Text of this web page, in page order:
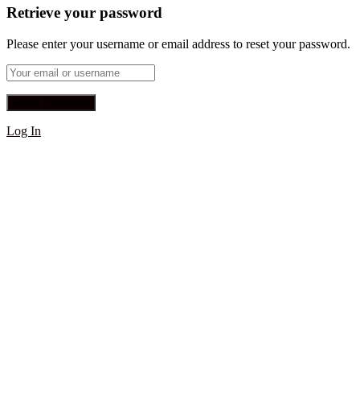
Retrieve your password
Please enter your username or email address to reset your password.
Log In